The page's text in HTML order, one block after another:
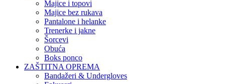
Majice i topovi
Majice bez rukava
Pantalone i helanke
Trenerke i jakne
Šorcevi
Obuća
Boks ponco
ZAŠTITNA OPREMA
Bandažeri & Undergloves